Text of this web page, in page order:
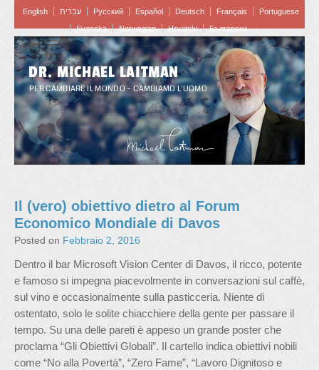
English עברית Pусский Español Deutsch Français
Portuguese
Svenska
Norwegian Hrvatski Български
DR. MICHAEL LAITMAN
PER CAMBIARE IL MONDO – CAMBIAMO L'UOMO
Il (vero) obiettivo dietro al Forum
Economico Mondiale di Davos
Posted on Febbraio 2, 2016
Dentro il bar Microsoft Vision Center di Davos, il ricco, potente
e famoso si impegna piacevolmente in conversazioni sul caffè,
sul vino e occasionalmente sulla pasticceria. Niente di
ostentato, solo le solite chiacchiere della gente per passare il
tempo. Su una delle pareti è appeso un grande poster che
proclama “Gli Obiettivi Globali”. Il cartello indica obiettivi nobili
come “No alla Povertà”, “Zero Fame”, “Lavoro Dignitoso e